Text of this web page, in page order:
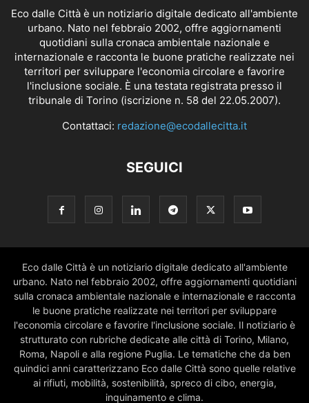
Eco dalle Città è un notiziario digitale dedicato all'ambiente
urbano. Nato nel febbraio 2002, offre aggiornamenti
quotidiani sulla cronaca ambientale nazionale e
internazionale e racconta le buone pratiche realizzate nei
territori per sviluppare l'economia circolare e favorire
l'inclusione sociale. È una testata registrata presso il
tribunale di Torino (iscrizione n. 58 del 22.05.2007).
Contattaci: redazione@ecodallecitta.it
SEGUICI
Eco dalle Città è un notiziario digitale dedicato all'ambiente
urbano. Nato nel febbraio 2002, offre aggiornamenti quotidiani
sulla cronaca ambientale nazionale e internazionale e racconta
le buone pratiche realizzate nei territori per sviluppare
l'economia circolare e favorire l'inclusione sociale. Il notiziario è
strutturato con rubriche dedicate alle città di Torino, Milano,
Roma, Napoli e alla regione Puglia. Le tematiche che da ben
quindici anni caratterizzano Eco dalle Città sono quelle relative
ai rifiuti, mobilità, sostenibilità, spreco di cibo, energia,
inquinamento e clima.